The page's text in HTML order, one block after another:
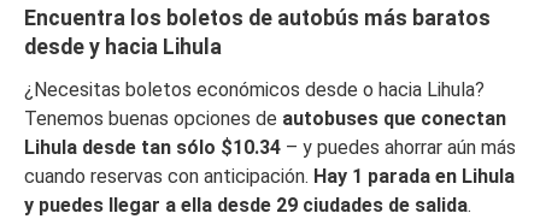
Encuentra los boletos de autobús más baratos
desde y hacia Lihula
¿Necesitas boletos económicos desde o hacia Lihula?
Tenemos buenas opciones de autobuses que conectan
Lihula desde tan sólo $10.34 – y puedes ahorrar aún más
cuando reservas con anticipación. Hay 1 parada en Lihula
y puedes llegar a ella desde 29 ciudades de salida.